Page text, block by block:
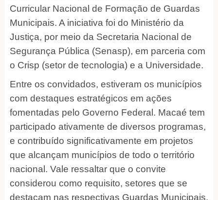
Curricular Nacional de Formação de Guardas
Municipais. A iniciativa foi do Ministério da
Justiça, por meio da Secretaria Nacional de
Segurança Pública (Senasp), em parceria com
o Crisp (setor de tecnologia) e a Universidade.
Entre os convidados, estiveram os municípios
com destaques estratégicos em ações
fomentadas pelo Governo Federal. Macaé tem
participado ativamente de diversos programas,
e contribuído significativamente em projetos
que alcançam municípios de todo o território
nacional. Vale ressaltar que o convite
considerou como requisito, setores que se
destacam nas respectivas Guardas Municipais.